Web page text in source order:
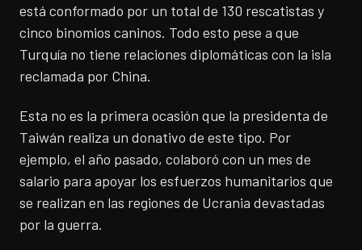
está conformado por un total de 130 rescatistas y
cinco binomios caninos. Todo esto pese a que
Turquía no tiene relaciones diplomáticas con la isla
reclamada por China.
Esta no es la primera ocasión que la presidenta de
Taiwán realiza un donativo de este tipo. Por
ejemplo, el año pasado, colaboró con un mes de
salario para apoyar los esfuerzos humanitarios que
se realizan en las regiones de Ucrania devastadas
por la guerra.